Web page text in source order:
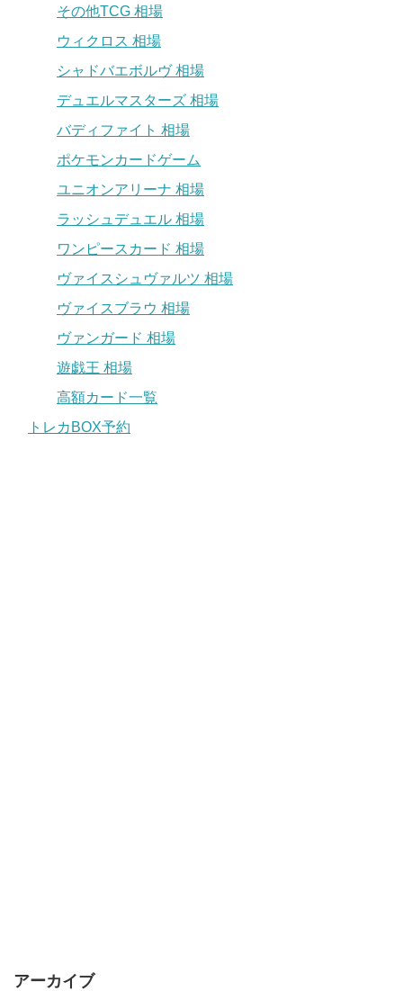
その他TCG 相場
ウィクロス 相場
シャドバエボルヴ 相場
デュエルマスターズ 相場
バディファイト 相場
ポケモンカードゲーム
ユニオンアリーナ 相場
ラッシュデュエル 相場
ワンピースカード 相場
ヴァイスシュヴァルツ 相場
ヴァイスブラウ 相場
ヴァンガード 相場
遊戯王 相場
高額カード一覧
トレカBOX予約
アーカイブ